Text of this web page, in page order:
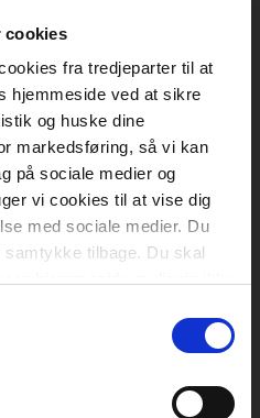
cookies
fra tredjeparter til at
hjemmeside ved at sikre
og huske dine
markedsføring, så vi kan
på sociale medier og
vi cookies til at vise dig
med sociale medier. Du
tilbage. Du skal